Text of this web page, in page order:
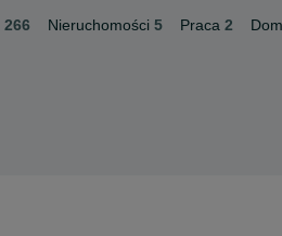
266 Nieruchomości 5 Praca 2